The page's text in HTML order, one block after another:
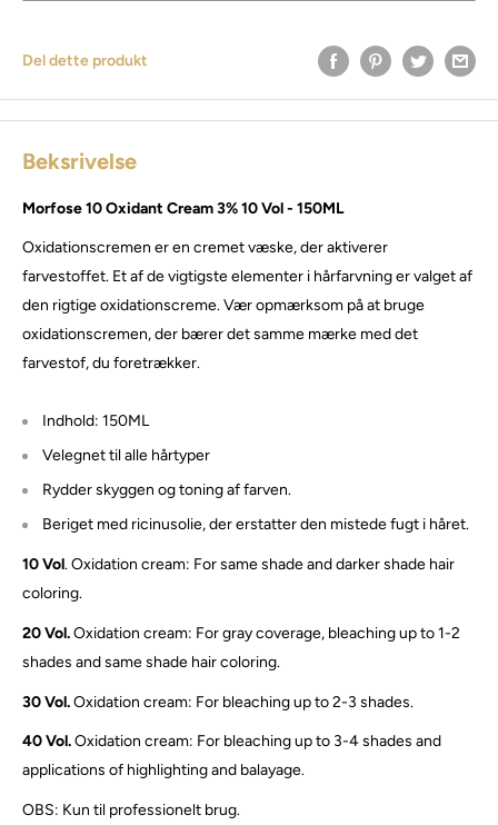
Del dette produkt
Beksrivelse
Morfose 10 Oxidant Cream 3% 10 Vol - 150ML
Oxidationscremen er en cremet væske, der aktiverer
farvestoffet. Et af de vigtigste elementer i hårfarvning er valget af
den rigtige oxidationscreme. Vær opmærksom på at bruge
oxidationscremen, der bærer det samme mærke med det
farvestof, du foretrækker.
Indhold: 150ML
Velegnet til alle hårtyper
Rydder skyggen og toning af farven.
Beriget med ricinusolie, der erstatter den mistede fugt i håret.
10 Vol. Oxidation cream: For same shade and darker shade hair
coloring.
20 Vol.Oxidation cream: For gray coverage, bleaching up to 1-2
shades and same shade hair coloring.
30 Vol.Oxidation cream: For bleaching up to 2-3 shades.
40 Vol.Oxidation cream: For bleaching up to 3-4 shades and
applications of highlighting and balayage.
OBS: Kun til professionelt brug.